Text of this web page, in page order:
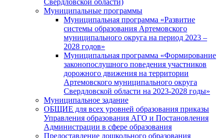
Свердловской области)
Муниципальные программы
Муниципальная программа «Развитие
системы образования Артемовского
муниципального округа на период 2023 –
2028 годов»
Муниципальная программа «Формирование
законопослушного поведения участников
дорожного движения на территории
Артемовского муниципального округа
Свердловской области на 2023-2028 годы»
Муниципальное задание
ОБЩИЕ для всех уровней образования приказы
Управления образования АГО и Постановления
Администрации в сфере образования
Предоставление дошкольного образования